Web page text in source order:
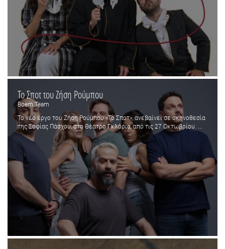
Το Σποτ του Ζήση Ρούμπου
Boem Team
Το νέο έργο του Ζήση Ρούμπου «Το Σποτ», ανεβαίνει σε σκηνοθεσία
της Σοφίας Πάσχου, στο Θέατρο Γκλόρια, από τις 27 Οκτωβρίου. ...